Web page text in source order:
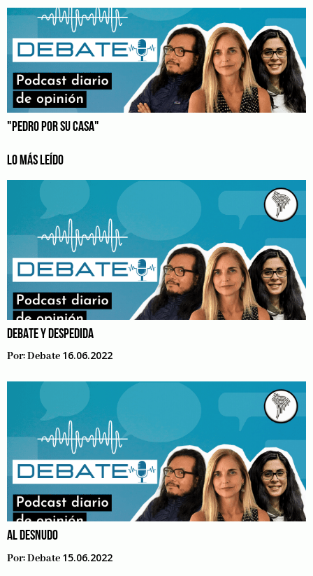
"PEDRO POR SU CASA"
LO MÁS LEÍDO
DEBATE Y DESPEDIDA
Por:Debate 16.06.2022
AL DESNUDO
Por:Debate 15.06.2022